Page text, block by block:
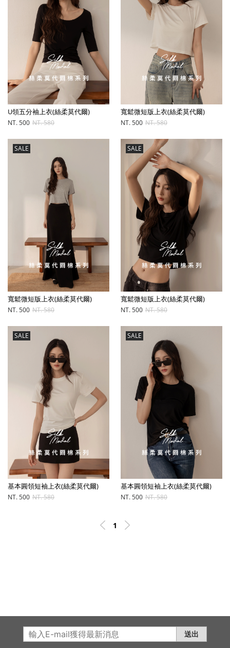
U領五分袖上衣(絲柔莫代爾)
NT. 500 NT. 580
寬鬆微短版上衣(絲柔莫代爾)
NT. 500 NT. 580
SALE
寬鬆微短版上衣(絲柔莫代爾)
NT. 500 NT. 580
SALE
寬鬆微短版上衣(絲柔莫代爾)
NT. 500 NT. 580
SALE
基本圓領短袖上衣(絲柔莫代爾)
NT. 500 NT. 580
SALE
基本圓領短袖上衣(絲柔莫代爾)
NT. 500 NT. 580
1
送出